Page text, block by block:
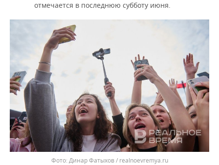
отмечается в последнюю субботу июня.
Динар Фатыхов / realnoevremya.ru